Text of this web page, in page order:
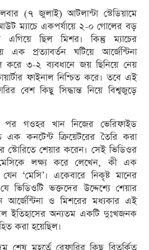
(৭ জুলাই) আটলান্টা স্টেডিয়ামে
ম্যাচে একপর্যায়ে ২-০ গোলের বড়
এগিয়ে ছিল মিশর। কিন্তু ম্যাচের
এক প্রত্যাবর্তন ঘটিয়ে আর্জেন্টিনা
৩-২ ব্যবধানে জয় ছিনিয়ে নেয়
ফাইনাল নিশ্চিত করে। তবে এই
বেশ কিছু সিদ্ধান্ত নিয়ে বিশ্বজুড়ে
পর গওহর খান নিজের ভেরিফাইড
এক কনটেন্ট ক্রিয়েটরের তৈরি করা
স্টোরিতে শেয়ার করেন। সেই ভিডিওর
লক্ষ্য করে লেখেন, কী এক
‘মেসি’। একেবারে নিকৃষ্ট মানের
ভিডিওটি ভক্তদের উদ্দেশ্যে শেয়ার
আর্জেন্টিনা ও মিশরের মধ্যকার এই
ইতিহাসের অন্যতম একটি দুঃখজনক
করা হয়েছিল।